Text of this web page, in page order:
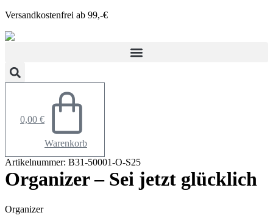
Zum
springen
Versandkostenfrei ab 99,-€
0,00 €
Warenkorb
Artikelnummer: B31-50001-O-S25
Organizer – Sei jetzt glücklich
Organizer